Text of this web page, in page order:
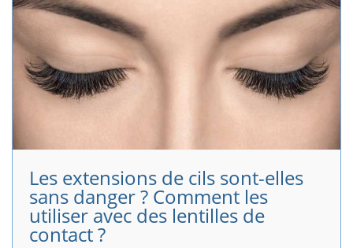
Les extensions de cils sont-elles
sans danger ? Comment les
utiliser avec des lentilles de
contact ?